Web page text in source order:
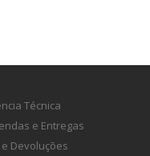
Técnica
e Entregas
Devoluções